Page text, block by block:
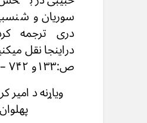
سوریان و
دری ترجمه
دراینجا نقل
ص:۱۳۳و ۷۴۲ – ۷۴۳)
ویاړنه د امیر
پهلوان